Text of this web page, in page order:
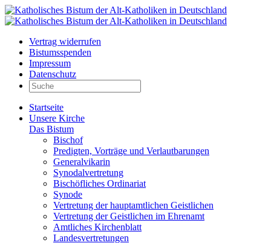
Vertrag widerrufen
Bistumsspenden
Impressum
Datenschutz
Startseite
Unsere Kirche
Das Bistum
Bischof
Predigten, Vorträge und Verlautbarungen
Generalvikarin
Synodalvertretung
Bischöfliches Ordinariat
Synode
Vertretung der hauptamtlichen Geistlichen
Vertretung der Geistlichen im Ehrenamt
Amtliches Kirchenblatt
Landesvertretungen